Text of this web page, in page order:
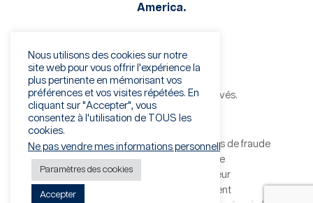
©2026 Viaflex. Tous droits réservés.
Politique de confidentialité
Avertissement concernant les tentatives de fraude
Conditions générales de vente
Conditions générales du vendeur
Formulaire de droit à l'effacement
Nous utilisons des cookies sur notre
site web pour vous offrir l'expérience la
plus pertinente en mémorisant vos
préférences et vos visites répétées. En
cliquant sur "Accepter", vous
consentez à l'utilisation de TOUS les
cookies.
Ne pas vendre mes informations personnelles.
Paramètres des cookies
Accepter